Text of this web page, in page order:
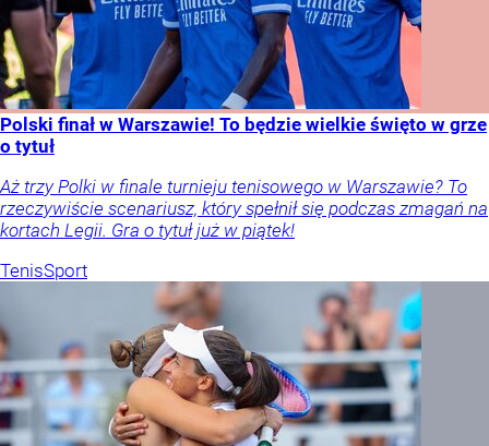
Polski finał w Warszawie! To będzie wielkie święto w grze
o tytuł
Aż trzy Polki w finale turnieju tenisowego w Warszawie? To
rzeczywiście scenariusz, który spełnił się podczas zmagań na
kortach Legii. Gra o tytuł już w piątek!
TenisSport